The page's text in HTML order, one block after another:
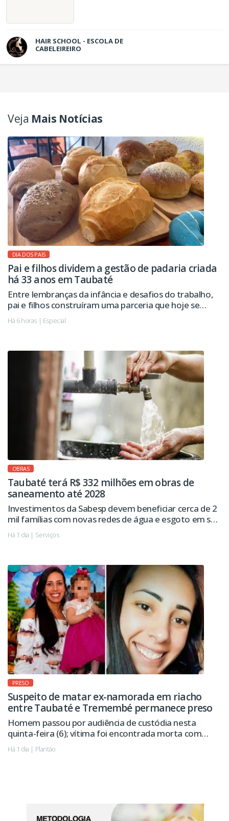
HAIR SCHOOL - ESCOLA DE
CABELEIREIRO
Veja Mais Notícias
DIA DOS PAIS
Pai e filhos dividem a gestão de padaria criada
há 33 anos em Taubaté
Entre lembranças da infância e desafios do trabalho,
pai e filhos construíram uma parceria que hoje se
estende à administração da empresa.
Há 6 horas | Especial
OBRAS
Taubaté terá R$ 332 milhões em obras de
saneamento até 2028
Investimentos da Sabesp devem beneficiar cerca de 2
mil famílias com novas redes de água e esgoto em seis
regiões da cidade.
Há 1 dia | Serviços
PRESO
Suspeito de matar ex-namorada em riacho
entre Taubaté e Tremembé permanece preso
Homem passou por audiência de custódia nesta
quinta-feira (6); vítima foi encontrada morta com
sinais de violência.
Há 1 dia | Plantão